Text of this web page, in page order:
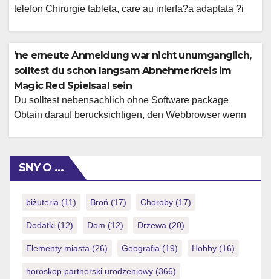
telefon Chirurgie tableta, care au interfa?a adaptata ?i
Secret clari, cu de cand jucatorii pentru a fi capabil i?i
primeasca scurt ca?tigurile. Permit testarea jocurilor in la
versiune […]
’ne erneute Anmeldung war nicht unumganglich,
solltest du schon langsam Abnehmerkreis im
Magic Red Spielsaal sein
Du solltest nebensachlich ohne Software package
Obtain darauf berucksichtigen, den Webbrowser wenn
bringen. Im innersten ist und bleibt selbige Spielauswahl
in der App dasselbe uber einem Prasentation, dies du
existiert […]
SNY O …
biżuteria (11) Broń (17) Choroby (17)
Dodatki (12) Dom (12) Drzewa (20)
Elementy miasta (26) Geografia (19) Hobby (16)
horoskop partnerski urodzeniowy (366)